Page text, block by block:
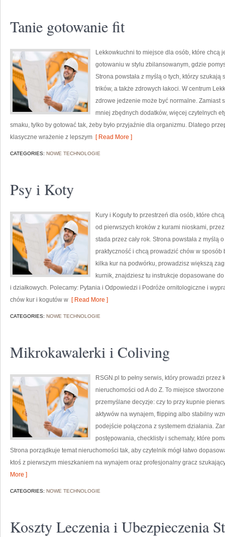
Tanie gotowanie fit
Lekkowkuchni to miejsce dla osób, które chcą
gotowaniu w stylu zbilansowanym, gdzie
Strona powstała z myślą o tych, którzy
trików, a także zdrowych łakoci. W centrum
zdrowe jedzenie może być normalne. Zamiast
mniej zbędnych dodatków, więcej czytelnych
smaku, tylko by gotować tak, żeby było przyjaźnie dla organizmu. Dlatego
klasyczne wrażenie z lepszym [ Read More ]
CATEGORIES: NOWE TECHNOLOGIE
Psy i Koty
Kury i Koguty to przestrzeń dla osób, które
od pierwszych kroków z kurami nioskami,
stada przez cały rok. Strona powstała z myślą
praktyczność i chcą prowadzić chów w
kilka kur na podwórku, prowadzisz większą
kurnik, znajdziesz tu instrukcje dopasowane
i działkowych. Polecamy: Pytania i Odpowiedzi i Podróże ornitologiczne i
chów kur i kogutów w [ Read More ]
CATEGORIES: NOWE TECHNOLOGIE
Mikrokawalerki i Coliving
RSGN.pl to pełny serwis, który prowadzi
nieruchomości od A do Z. To miejsce
przemyślane decyzje: czy to przy kupnie
aktywów na wynajem, flipping albo stabilny
podejście połączona z systemem działania.
postępowania, checklisty i schematy, które
Strona porządkuje temat nieruchomości tak, aby czytelnik mógł łatwo
ktoś z pierwszym mieszkaniem na wynajem oraz profesjonalny gracz
More ]
CATEGORIES: NOWE TECHNOLOGIE
Koszty Leczenia i Ubezpieczenia